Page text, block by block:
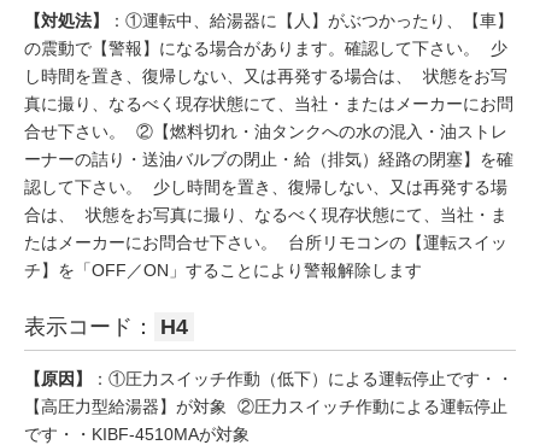
【対処法】
：①運転中、給湯器に【人】がぶつかったり、【車】
の震動で【警報】になる場合があります。確認して下さい。 少
し時間を置き、復帰しない、又は再発する場合は、 状態をお写
真に撮り、なるべく現存状態にて、当社・またはメーカーにお問
合せ下さい。 ②【燃料切れ・油タンクへの水の混入・油ストレ
ーナーの詰り・送油バルブの閉止・給（排気）経路の閉塞】を確
認して下さい。 少し時間を置き、復帰しない、又は再発する場
合は、 状態をお写真に撮り、なるべく現存状態にて、当社・ま
たはメーカーにお問合せ下さい。 台所リモコンの【運転スイッ
チ】を「OFF／ON」することにより警報解除します
表示コード： H4
【原因】
：①圧力スイッチ作動（低下）による運転停止です・・
【高圧力型給湯器】が対象 ②圧力スイッチ作動による運転停止
です・・KIBF-4510MAが対象